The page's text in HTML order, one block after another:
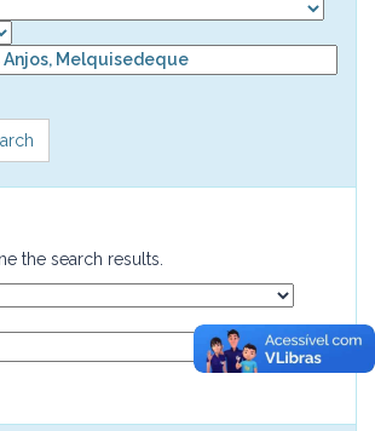
the search results.